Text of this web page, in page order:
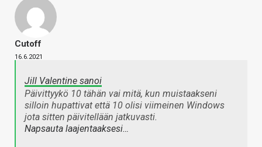
Cutoff
16.6.2021
Jill Valentine sanoi
Päivittyykö 10 tähän vai mitä, kun muistaakseni
silloin hupattivat että 10 olisi viimeinen Windows
jota sitten päivitellään jatkuvasti.
Napsauta laajentaaksesi…